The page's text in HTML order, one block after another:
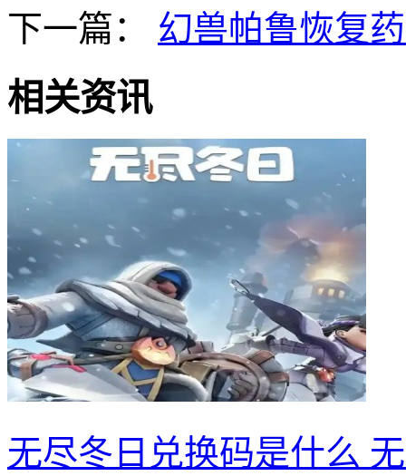
下一篇：
幻兽帕鲁恢复
相关资讯
无尽冬日兑换码是什么